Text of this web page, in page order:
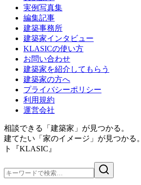
実例写真集
編集記事
建築事務所
建築家インタビュー
KLASICの使い方
お問い合わせ
建築家を紹介してもらう
建築家の方へ
プライバシーポリシー
利用規約
運営会社
相談できる「建築家」が見つかる。
建てたい「家のイメージ」が見つかる。
ト『KLASIC』